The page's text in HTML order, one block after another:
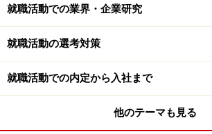
賠償となると、たいていは裁判沙汰で
とも思えます。
内定辞退の意思は必ず伝えよう
就職活動での業界・企業研究
就職活動の選考対策
就職活動での内定から入社まで
他のテーマも見る